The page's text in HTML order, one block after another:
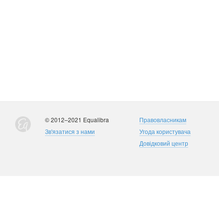
© 2012–2021 Equalibra
Зв'язатися з нами
Правовласникам
Угода користувача
Довідковий центр